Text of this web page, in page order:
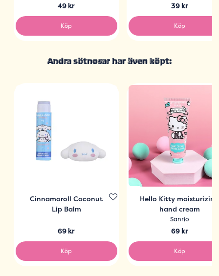
49 kr
Köp
39 kr
Köp
Andra sötnosar har även köpt:
Cinnamoroll Coconut
Lip Balm
69 kr
Köp
Hello Kitty moisturizing
hand cream
Sanrio
69 kr
Köp